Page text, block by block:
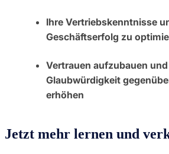
Ihre Vertriebskenntnisse
Geschäftserfolg zu
Vertrauen aufzubauen
Glaubwürdigkeit
erhöhen
Jetzt mehr lernen und